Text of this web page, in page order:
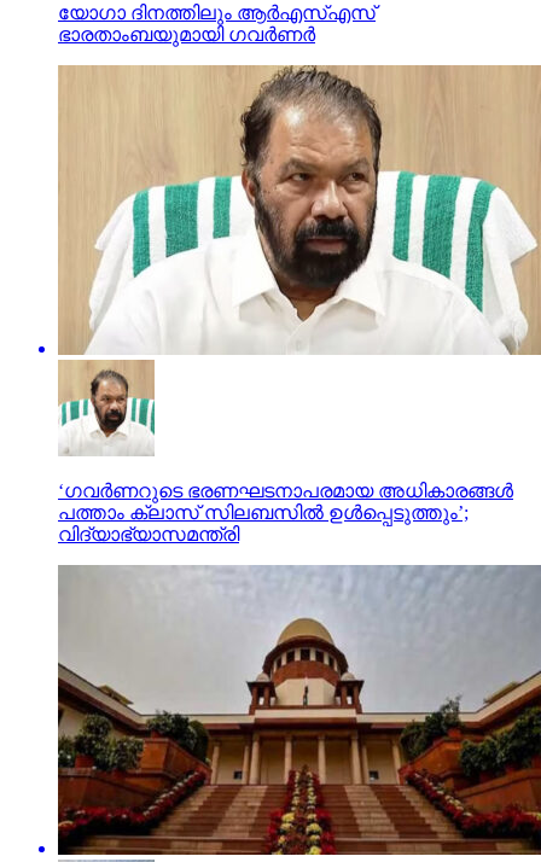
യോഗാ ദിനത്തിലും ആര്‍എസ്എസ്
ഭാരതാംബയുമായി ഗവര്‍ണര്‍
‘ഗവർണറുടെ ഭരണഘടനാപരമായ അധികാരങ്ങൾ
പത്താം ക്ലാസ് സിലബസിൽ ഉൾപ്പെടുത്തും’;
വിദ്യാഭ്യാസമന്ത്രി